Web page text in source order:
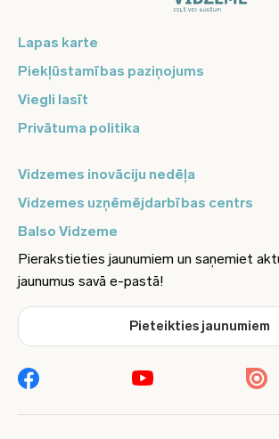
Lapas karte
Piekļūstamības paziņojums
Viegli lasīt
Privātuma politika
Vidzemes inovāciju nedēļa
Vidzemes uzņēmējdarbības centrs
Balso Vidzeme
Pierakstieties jaunumiem un saņemiet
jaunumus savā e-pastā!
Pieteikties jaunumiem